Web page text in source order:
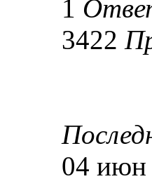
1
3422
04 июн